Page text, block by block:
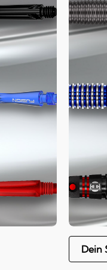
Dein